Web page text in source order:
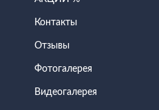
Контакты
Отзывы
Фотогалерея
Видеогалерея